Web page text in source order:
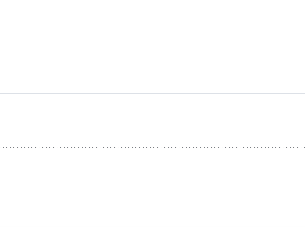
отчетностьКонтакты
информации
Акционерный капиталКонтроль и